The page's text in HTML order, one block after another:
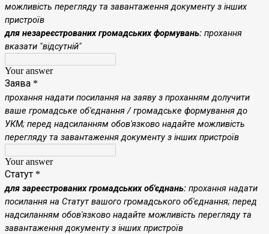
можливість перегляду та завантаження документу з інших
пристроїв
для незареєстрованих громадських формувань: прохання
вказати "відсутній"
Your answer
Заява *
прохання надати посилання на заяву з проханням долучити
ваше громадське об'єднання / громадське формування до
УКМ; перед надсиланням обов'язково надайте можливість
перегляду та завантаження документу з інших пристроїв
Your answer
Статут *
для зареєстрованих громадських об'єднань: прохання надати
посилання на Статут вашого громадського об'єднання; перед
надсиланням обов'язково надайте можливість перегляду та
завантаження документу з інших пристроїв